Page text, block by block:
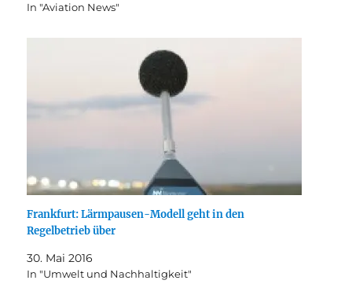
In "Aviation News"
Frankfurt: Lärmpausen-Modell geht in den
Regelbetrieb über
30. Mai 2016
In "Umwelt und Nachhaltigkeit"